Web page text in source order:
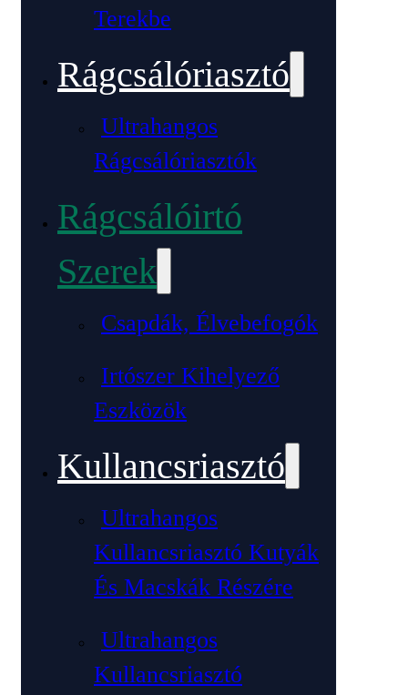
Terekbe
Rágcsálóriasztó
Ultrahangos
Rágcsálóriasztók
Rágcsálóirtó
Szerek
Csapdák, Élvebefogók
Irtószer Kihelyező
Eszközök
Kullancsriasztó
Ultrahangos
Kullancsriasztó Kutyák
És Macskák Részére
Ultrahangos
Kullancsriasztó